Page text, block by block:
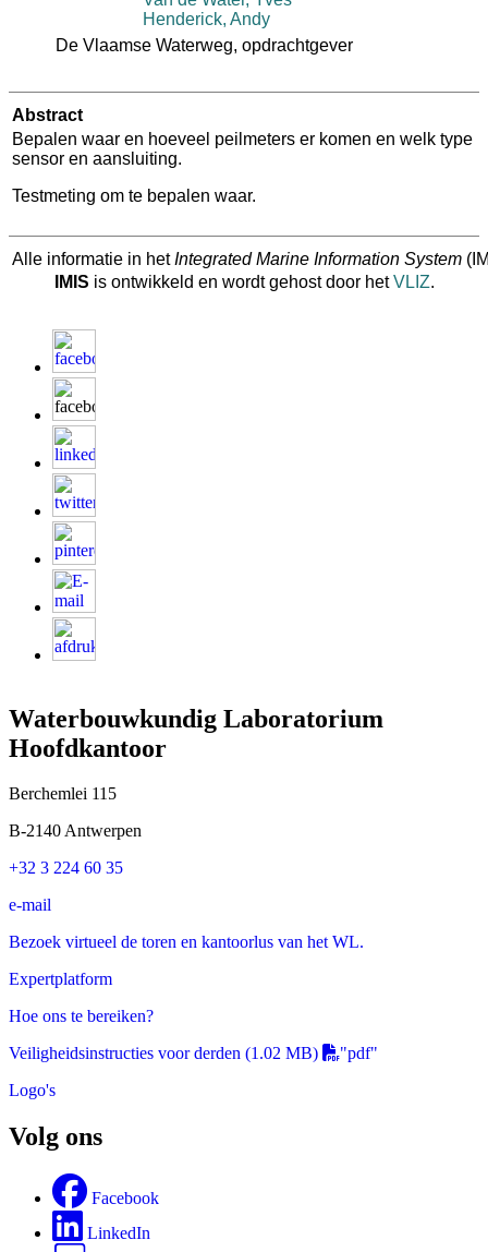
Henderick, Andy
De Vlaamse Waterweg, opdrachtgever
Abstract
Bepalen waar en hoeveel peilmeters er komen en welk type
sensor en aansluiting.
Testmeting om te bepalen waar.
Alle informatie in hetIntegrated Marine Information System
IMIS is ontwikkeld en wordt gehost door hetVLIZ.
Waterbouwkundig Laboratorium
Hoofdkantoor
Berchemlei 115
B-2140 Antwerpen
+32 3 224 60 35
e-mail
Bezoek virtueel de toren en kantoorlus van het WL.
Expertplatform
Hoe ons te bereiken?
Veiligheidsinstructies voor derden (1.02 MB)
"pdf"
Logo's
Volg ons
Facebook
LinkedIn